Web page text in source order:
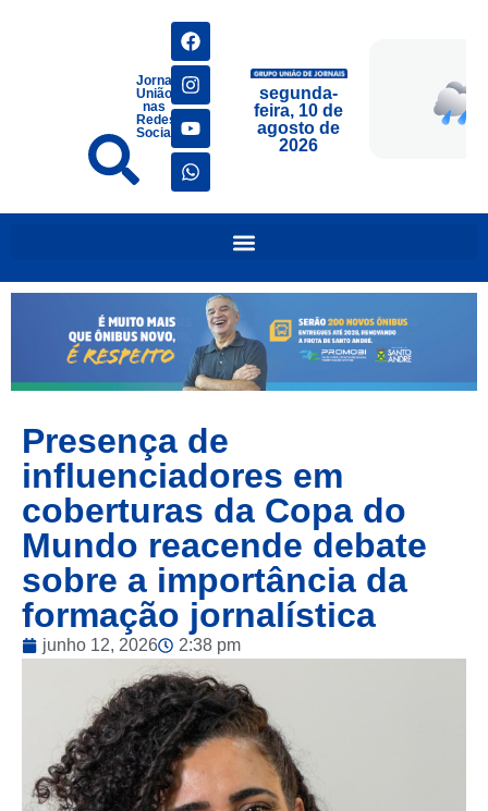
Jornais
União
nas
Redes
Sociais
segunda-
feira, 10 de
agosto de
2026
Presença de
influenciadores em
coberturas da Copa do
Mundo reacende debate
sobre a importância da
formação jornalística
junho 12, 2026 2:38 pm